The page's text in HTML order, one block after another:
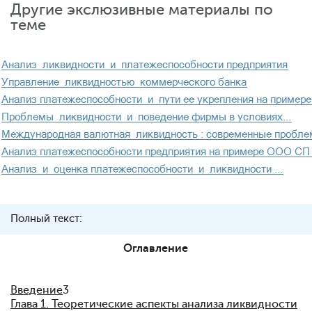
Другие экслюзивные материалы по
теме
Полный текст:
Оглавление
Введение3
Глава 1. Теоретические аспекты анализа ликвидности